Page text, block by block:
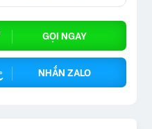
GỌI NGAY
NHẮN ZALO